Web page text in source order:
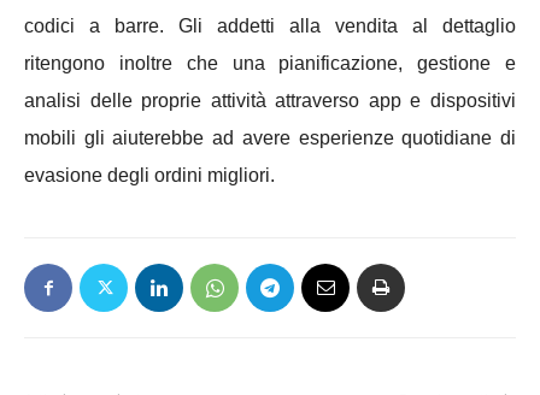
codici a barre. Gli addetti alla vendita al dettaglio
ritengono inoltre che una pianificazione, gestione e
analisi delle proprie attività attraverso app e dispositivi
mobili gli aiuterebbe ad avere esperienze quotidiane di
evasione degli ordini migliori.